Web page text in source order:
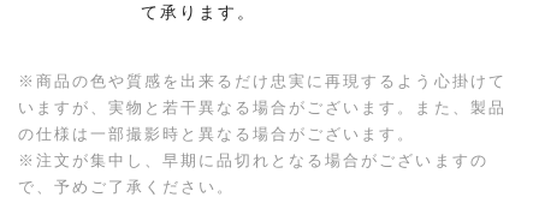
て承ります。
※商品の色や質感を出来るだけ忠実に再現するよう心掛けて
いますが、実物と若干異なる場合がございます。また、製品
の仕様は一部撮影時と異なる場合がございます。
※注文が集中し、早期に品切れとなる場合がございますの
で、予めご了承ください。